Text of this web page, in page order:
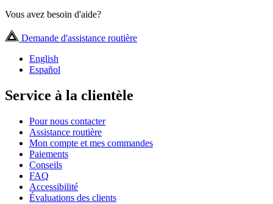
Vous avez besoin d'aide?
Demande d'assistance routière
English
Español
Service à la clientèle
Pour nous contacter
Assistance routière
Mon compte et mes commandes
Paiements
Conseils
FAQ
Accessibilité
Évaluations des clients